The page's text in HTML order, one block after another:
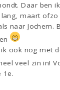
Daar ben
maart ofzo
naar Jochem.
ook nog met
veel zin in!
1e.